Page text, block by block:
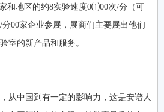
和地区的约8实验速度0⑴00次/分（可
00家企业参展，展商们主要展出他们
室的新产品和服务。
从中国到有一定的影响力，这是安谱人